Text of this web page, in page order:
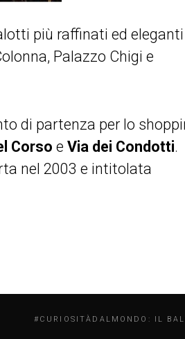
più raffinati ed eleganti
Palazzo Chigi e
di partenza per lo
Corso e Via dei Condotti.
nel 2003 e intitolata
#CURIOSITÀDALMONDO: IL